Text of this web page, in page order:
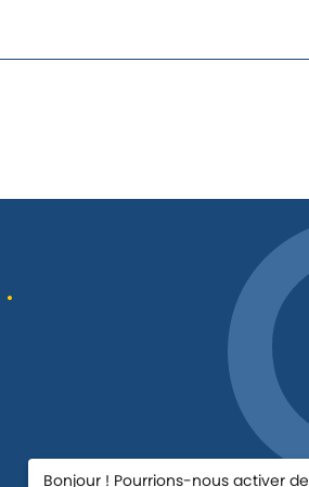
Bonjour ! Pourrions-nous activer